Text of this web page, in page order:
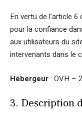
En vertu de l’article
pour la confiance
aux utilisateurs du
intervenants dans le
Hébergeur: OVH –
3. Description